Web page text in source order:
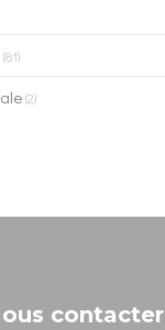
(81)
(2)
contacter